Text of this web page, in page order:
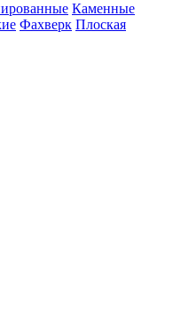
Каменные
Фахверк Плоская